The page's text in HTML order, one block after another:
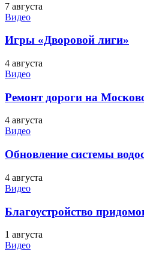
7 августа
Видео
Игры «Дворовой лиги»
4 августа
Видео
Ремонт дороги на
4 августа
Видео
Обновление системы
4 августа
Видео
Благоустройство
1 августа
Видео